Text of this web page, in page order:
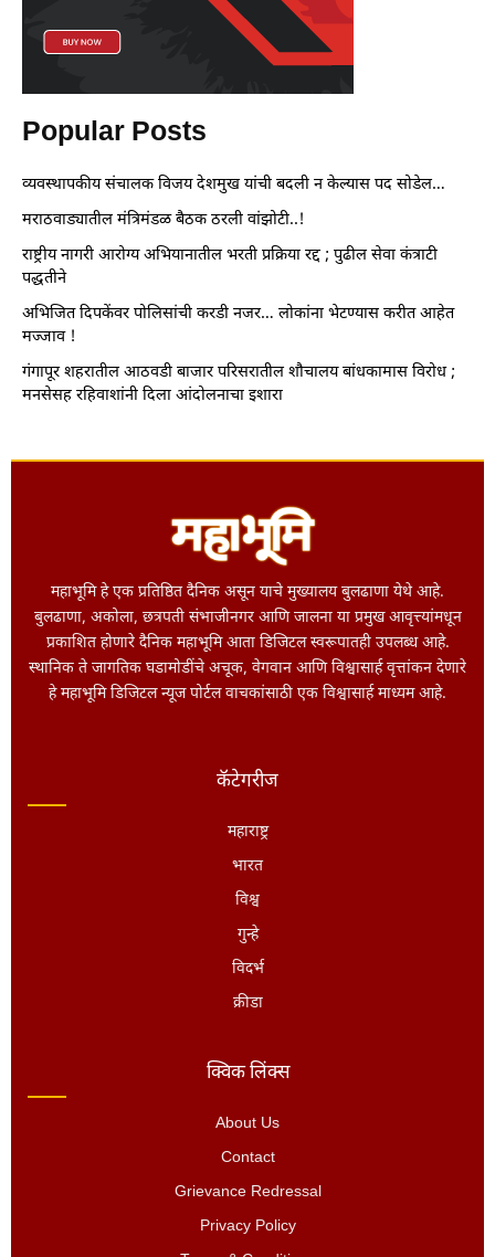
Popular Posts
व्यवस्थापकीय संचालक विजय देशमुख यांची बदली न केल्यास पद सोडेल…
मराठवाड्यातील मंत्रिमंडळ बैठक ठरली वांझोटी..!
राष्ट्रीय नागरी आरोग्य अभियानातील भरती प्रक्रिया रद्द ; पुढील सेवा कंत्राटी
पद्धतीने
अभिजित दिपकेंवर पोलिसांची करडी नजर… लोकांना भेटण्यास करीत आहेत
मज्जाव !
गंगापूर शहरातील आठवडी बाजार परिसरातील शौचालय बांधकामास विरोध ;
मनसेसह रहिवाशांनी दिला आंदोलनाचा इशारा
महाभूमि हे एक प्रतिष्ठित दैनिक असून याचे मुख्यालय बुलढाणा येथे आहे.
बुलढाणा, अकोला, छत्रपती संभाजीनगर आणि जालना या प्रमुख आवृत्त्यांमधून
प्रकाशित होणारे दैनिक महाभूमि आता डिजिटल स्वरूपातही उपलब्ध आहे.
स्थानिक ते जागतिक घडामोडींचे अचूक, वेगवान आणि विश्वासार्ह वृत्तांकन देणारे
हे महाभूमि डिजिटल न्यूज पोर्टल वाचकांसाठी एक विश्वासार्ह माध्यम आहे.
कॅटेगरीज
महाराष्ट्र
भारत
विश्व
गुन्हे
विदर्भ
क्रीडा
क्विक लिंक्स
About Us
Contact
Grievance Redressal
Privacy Policy